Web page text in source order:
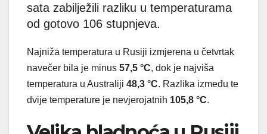
sata zabilježili razliku u temperaturama
od gotovo 106 stupnjeva.
Najniža temperatura u Rusiji izmjerena u četvrtak
navečer bila je minus 57,5 °C, dok je najviša
temperatura u Australiji 48,3 °C. Razlika između te
dvije temperature je nevjerojatnih 105,8 °C.